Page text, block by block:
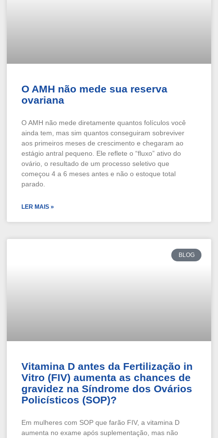
O AMH não mede sua reserva
ovariana
O AMH não mede diretamente quantos folículos você
ainda tem, mas sim quantos conseguiram sobreviver
aos primeiros meses de crescimento e chegaram ao
estágio antral pequeno. Ele reflete o “fluxo” ativo do
ovário, o resultado de um processo seletivo que
começou 4 a 6 meses antes e não o estoque total
parado.
LER MAIS »
BLOG
Vitamina D antes da Fertilização in
Vitro (FIV) aumenta as chances de
gravidez na Síndrome dos Ovários
Policísticos (SOP)?
Em mulheres com SOP que farão FIV, a vitamina D
aumenta no exame após suplementação, mas não